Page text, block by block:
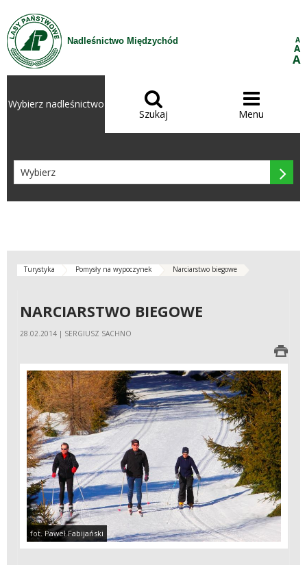
Przejdź do treści
Nadleśnictwo Międzychód A
A
A
Wybierz nadleśnictwo 
Szukaj

Menu

Turystyka Pomysły na wypoczynek Narciarstwo biegowe
NARCIARSTWO BIEGOWE
28.02.2014 | SERGIUSZ SACHNO
fot. Paweł Fabijański